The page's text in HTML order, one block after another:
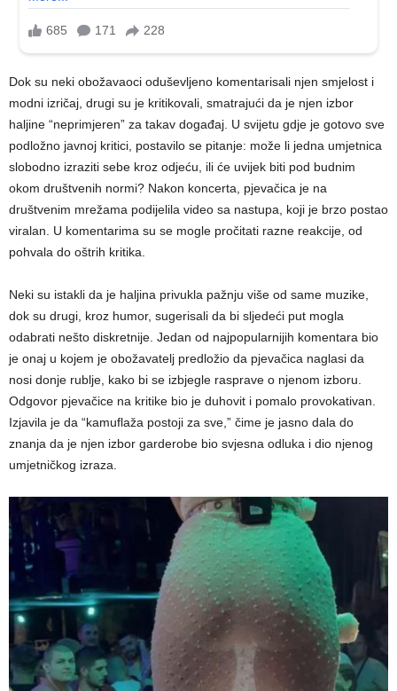
Dok su neki obožavaoci oduševljeno komentarisali njen smjelost i
modni izričaj, drugi su je kritikovali, smatrajući da je njen izbor
haljine “neprimjeren” za takav događaj. U svijetu gdje je gotovo sve
podložno javnoj kritici, postavilo se pitanje: može li jedna umjetnica
slobodno izraziti sebe kroz odjeću, ili će uvijek biti pod budnim
okom društvenih normi? Nakon koncerta, pjevačica je na
društvenim mrežama podijelila video sa nastupa, koji je brzo postao
viralan. U komentarima su se mogle pročitati razne reakcije, od
pohvala do oštrih kritika.
Neki su istakli da je haljina privukla pažnju više od same muzike,
dok su drugi, kroz humor, sugerisali da bi sljedeći put mogla
odabrati nešto diskretnije. Jedan od najpopularnijih komentara bio
je onaj u kojem je obožavatelj predložio da pjevačica naglasi da
nosi donje rublje, kako bi se izbjegle rasprave o njenom izboru.
Odgovor pjevačice na kritike bio je duhovit i pomalo provokativan.
Izjavila je da “kamuflaža postoji za sve,” čime je jasno dala do
znanja da je njen izbor garderobe bio svjesna odluka i dio njenog
umjetničkog izraza.